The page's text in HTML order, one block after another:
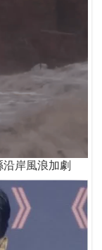
岸風浪加劇